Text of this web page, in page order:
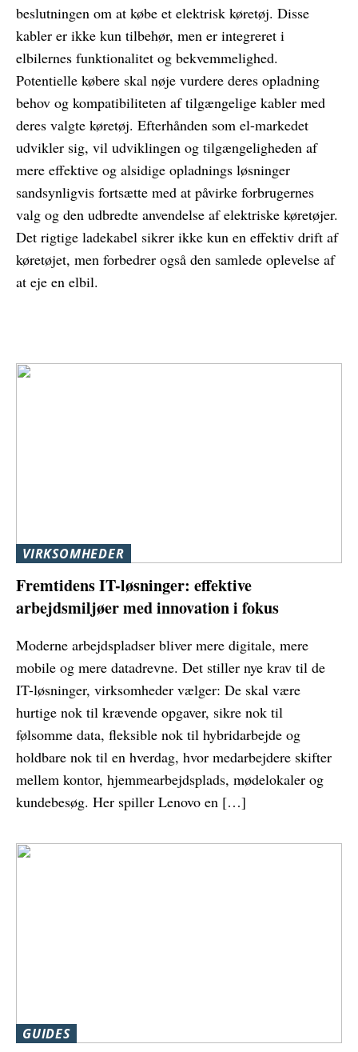
beslutningen om at købe et elektrisk køretøj. Disse
kabler er ikke kun tilbehør, men er integreret i
elbilernes funktionalitet og bekvemmelighed.
Potentielle købere skal nøje vurdere deres opladning
behov og kompatibiliteten af ​​tilgængelige kabler med
deres valgte køretøj. Efterhånden som el-markedet
udvikler sig, vil udviklingen og tilgængeligheden af ​​
mere effektive og alsidige opladnings løsninger
sandsynligvis fortsætte med at påvirke forbrugernes
valg og den udbredte anvendelse af elektriske køretøjer.
Det rigtige ladekabel sikrer ikke kun en effektiv drift af
køretøjet, men forbedrer også den samlede oplevelse af
at eje en elbil.
VIRKSOMHEDER
Fremtidens IT-løsninger: effektive
arbejdsmiljøer med innovation i fokus
Moderne arbejdspladser bliver mere digitale, mere
mobile og mere datadrevne. Det stiller nye krav til de
IT-løsninger, virksomheder vælger: De skal være
hurtige nok til krævende opgaver, sikre nok til
følsomme data, fleksible nok til hybridarbejde og
holdbare nok til en hverdag, hvor medarbejdere skifter
mellem kontor, hjemmearbejdsplads, mødelokaler og
kundebesøg. Her spiller Lenovo en […]
GUIDES